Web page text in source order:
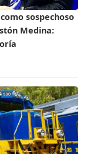
sospechoso
Medina: